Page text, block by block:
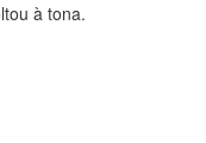
à tona.